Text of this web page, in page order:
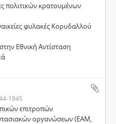
πολιτικών κρατουµένων
φυλακές Κορυδαλλού
Εθνική Αντίσταση
1945
επιτροπών
οργανώσεων (ΕΑΜ,